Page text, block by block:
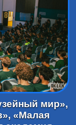
мир»,
«Малая